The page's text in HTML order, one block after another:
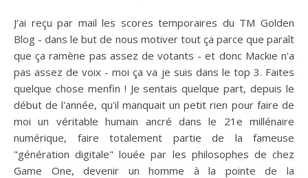
J'ai reçu par mail les scores temporaires du TM Golden
Blog - dans le but de nous motiver tout ça parce que paraît
que ça ramène pas assez de votants - et donc Mackie n'a
pas assez de voix - moi ça va je suis dans le top 3. Faites
quelque chose menfin ! Je sentais quelque part, depuis le
début de l'année, qu'il manquait un petit rien pour faire de
moi un véritable humain ancré dans le 21e millénaire
numérique, faire totalement partie de la fameuse
"génération digitale" louée par les philosophes de chez
Game One, devenir un homme à la pointe de la